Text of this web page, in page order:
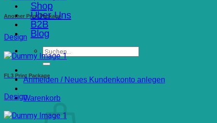
Shop
Über Uns
B2B
Blog
Suchen
nach:
Anmelden / Neues Kundenkonto anlegen
Warenkorb
Another Print Package
Design
FL3 Print Package
Design